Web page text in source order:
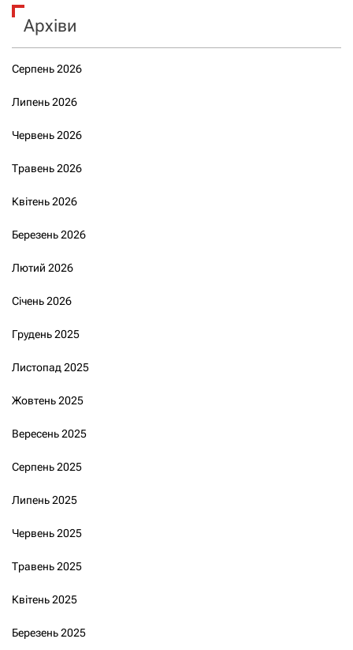
Архіви
Серпень 2026
Липень 2026
Червень 2026
Травень 2026
Квітень 2026
Березень 2026
Лютий 2026
Січень 2026
Грудень 2025
Листопад 2025
Жовтень 2025
Вересень 2025
Серпень 2025
Липень 2025
Червень 2025
Травень 2025
Квітень 2025
Березень 2025